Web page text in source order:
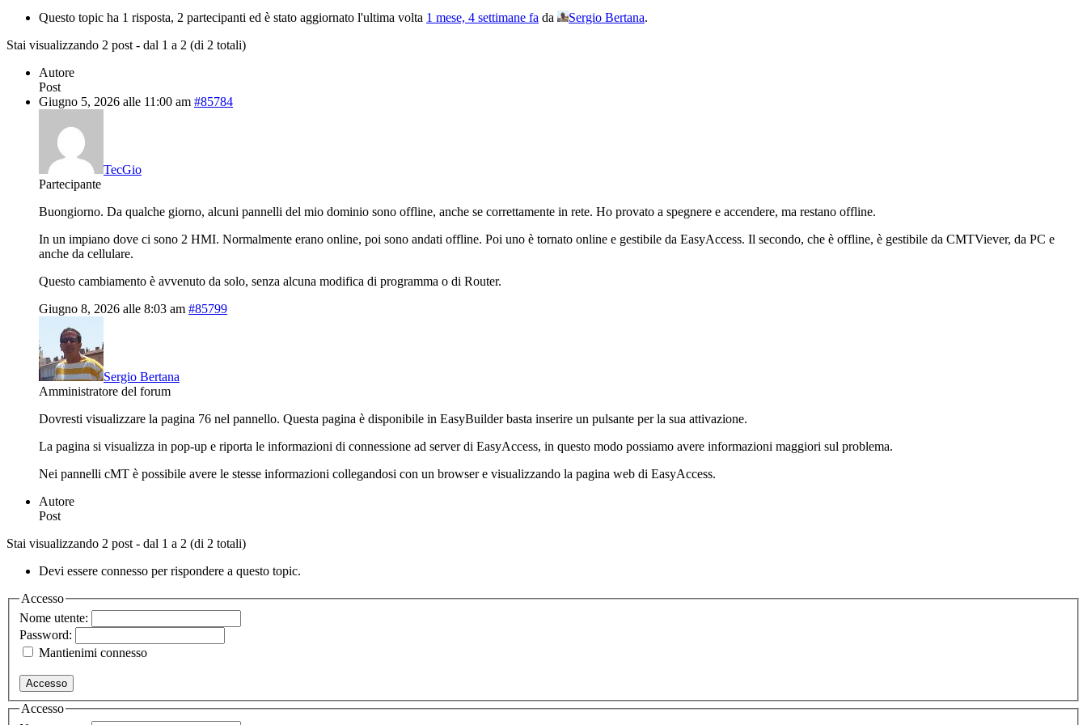
Questo topic ha 1 risposta, 2 partecipanti ed è stato aggiornato l'ultima volta 1 mese, 4 settimane fa da Sergio Bertana.
Stai visualizzando 2 post - dal 1 a 2 (di 2 totali)
Autore
Post
Giugno 5, 2026 alle 11:00 am #85784
TecGio
Partecipante
Buongiorno. Da qualche giorno, alcuni pannelli del mio dominio sono offline, anche se correttamente in rete. Ho provato a spegnere e accendere, ma restano offline.
In un impiano dove ci sono 2 HMI. Normalmente erano online, poi sono andati offline. Poi uno è tornato online e gestibile da EasyAccess. Il secondo, che è offline, è gestibile da CMTViever, da PC e
anche da cellulare.
Questo cambiamento è avvenuto da solo, senza alcuna modifica di programma o di Router.
Giugno 8, 2026 alle 8:03 am #85799
Sergio Bertana
Amministratore del forum
Dovresti visualizzare la pagina 76 nel pannello. Questa pagina è disponibile in EasyBuilder basta inserire un pulsante per la sua attivazione.
La pagina si visualizza in pop-up e riporta le informazioni di connessione ad server di EasyAccess, in questo modo possiamo avere informazioni maggiori sul problema.
Nei pannelli cMT è possibile avere le stesse informazioni collegandosi con un browser e visualizzando la pagina web di EasyAccess.
Autore
Post
Stai visualizzando 2 post - dal 1 a 2 (di 2 totali)
Devi essere connesso per rispondere a questo topic.
Accesso
Nome utente:
Password:
Mantienimi connesso
Accesso
Accesso